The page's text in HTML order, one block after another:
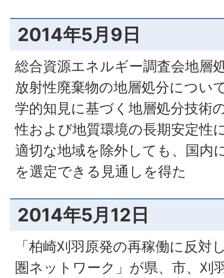
2014年5月9日
総合資源エネルギー調査会地層
放射性廃棄物の地層処分につい
学的知見に基づく地層処分技術
性および地質環境の長期安定性
適切な地域を除外しても、国内
を選定できる見通しを得た
2014年5月12日
「柏崎刈羽原発の再稼働に反対
圏ネットワーク」が県、市、刈